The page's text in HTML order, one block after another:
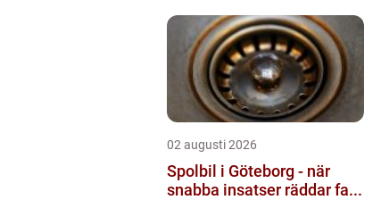
02 augusti 2026
Spolbil i Göteborg - när
snabba insatser räddar fa...